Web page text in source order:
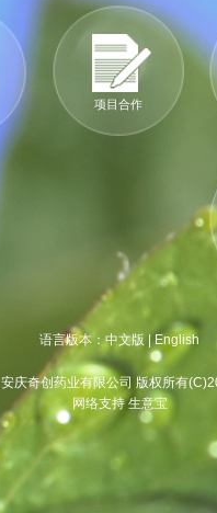
项目合作
语言版本：中文版 English
安庆奇创药业有限公司 版权所有
网络支持 生意宝